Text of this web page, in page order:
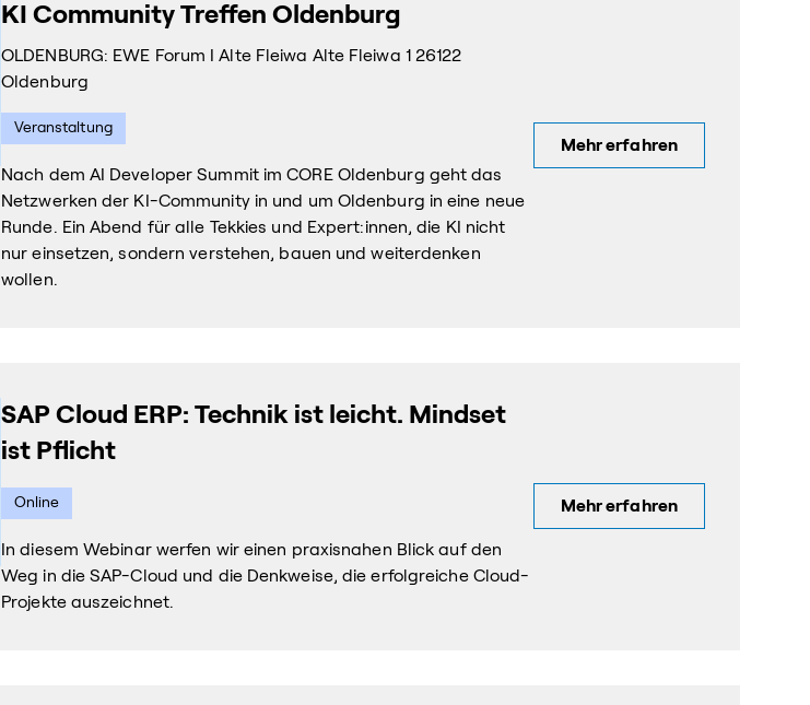
KI Community Treffen Oldenburg
OLDENBURG: EWE Forum I Alte Fleiwa Alte Fleiwa 1 26122
Oldenburg
Veranstaltung
Nach dem AI Developer Summit im CORE Oldenburg geht das
Netzwerken der KI-Community in und um Oldenburg in eine neue
Runde. Ein Abend für alle Tekkies und Expert:innen, die KI nicht
nur einsetzen, sondern verstehen, bauen und weiterdenken
wollen.
Mehr erfahren
SAP Cloud ERP: Technik ist leicht. Mindset
ist Pflicht
Online
In diesem Webinar werfen wir einen praxisnahen Blick auf den
Weg in die SAP-Cloud und die Denkweise, die erfolgreiche Cloud-
Projekte auszeichnet.
Mehr erfahren